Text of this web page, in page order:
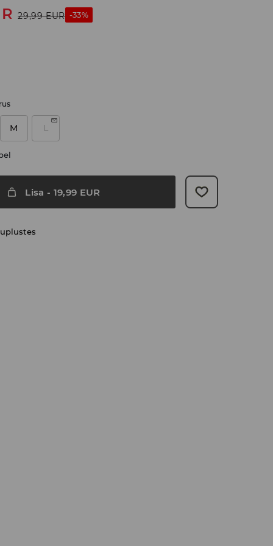
29,99 EUR -33%
M L
Lisa - 19,99 EUR